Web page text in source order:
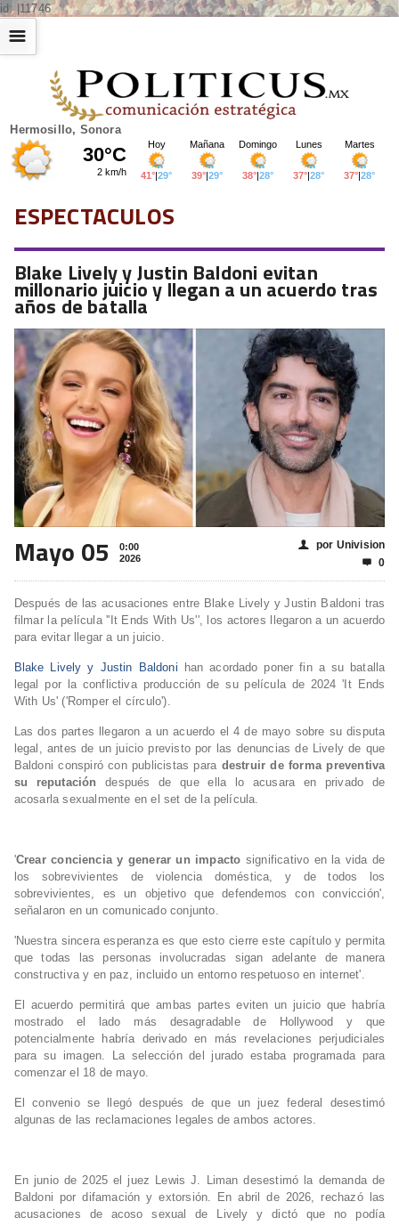
id: |11746
Hermosillo, Sonora
☰
ESPECTACULOS
Blake Lively y Justin Baldoni evitan
millonario juicio y llegan a un acuerdo tras
años de batalla
Mayo 05
0:00
2026
👤 por Univision
 0
Después de las acusaciones entre Blake Lively y Justin Baldoni tras
filmar la película ''It Ends With Us'', los actores llegaron a un acuerdo
para evitar llegar a un juicio.
Blake Lively y Justin Baldoni
han acordado poner fin a su batalla
legal por la conflictiva producción de su película de 2024 'It Ends
With Us' ('Romper el círculo').
Las dos partes llegaron a un acuerdo el 4 de mayo sobre su disputa
legal, antes de un juicio previsto por las denuncias de Lively de que
Baldoni conspiró con publicistas para destruir de forma preventiva
su reputación
después de que ella lo acusara en privado de
acosarla sexualmente en el set de la película.
'Crear conciencia y generar un impacto significativo en la vida de
los sobrevivientes de violencia doméstica, y de todos los
sobrevivientes, es un objetivo que defendemos con convicción',
señalaron en un comunicado conjunto.
'Nuestra sincera esperanza es que esto cierre este capítulo y permita
que todas las personas involucradas sigan adelante de manera
constructiva y en paz, incluido un entorno respetuoso en internet'.
El acuerdo permitirá que ambas partes eviten un juicio que habría
mostrado el lado más desagradable de Hollywood y que
potencialmente habría derivado en más revelaciones perjudiciales
para su imagen. La selección del jurado estaba programada para
comenzar el 18 de mayo.
El convenio se llegó después de que un juez federal desestimó
algunas de las reclamaciones legales de ambos actores.
En junio de 2025 el juez Lewis J. Liman desestimó la demanda de
Baldoni por difamación y extorsión. En abril de 2026, rechazó las
acusaciones de acoso sexual de Lively y dictó que no podía